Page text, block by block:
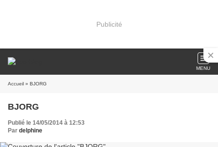
Publicité
MENU
Accueil » BJORG
BJORG
Publié le 14/05/2014 à 12:53
Par delphine